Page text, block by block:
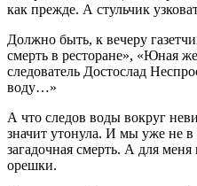
как прежде. А стульчик
Должно быть, к вечеру
смерть в ресторане», «Юная
следователь Достослад
воду…»
А что следов воды вокруг
значит утонула. И мы уже не
загадочная смерть. А для
орешки.